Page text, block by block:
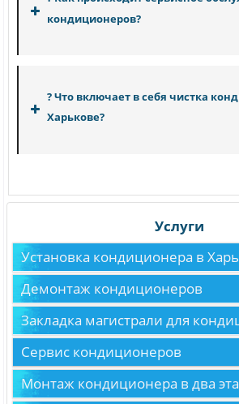
кондиционеров?
? Что включает в себя чистка
Харькове?
Услуги
Установка кондиционера в
Демонтаж кондиционеров
Закладка магистрали для
Сервис кондиционеров
Монтаж кондиционера в два